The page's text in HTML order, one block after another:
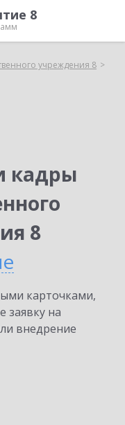
8
учреждения 8
кадры
8
карточками,
заявку на
внедрение